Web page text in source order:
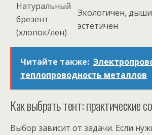
Натуральный
брезент
(хлопок/лен)
Экологичен,
эстетичен
Читайте также:
теплопроводность металлов
Как выбрать тент: практические
Выбор зависит от задачи. Если